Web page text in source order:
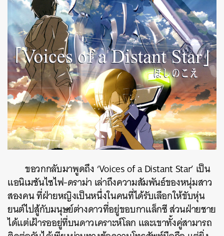
ขอวกกลับมาพูดถึง ‘Voices of a Distant Star’ เป็น
แอนิเมชันไซไฟ-ดราม่า เล่าถึงความสัมพันธ์ของหนุ่มสาว
สองคน ที่ฝ่ายหญิงเป็นหนึ่งในคนที่ได้รับเลือกให้ขับหุ่น
ยนต์ไปสู้กับมนุษย์ต่างดาวที่อยู่ขอบกาแล็กซี ส่วนฝ่ายชาย
ได้แต่เฝ้ารออยู่ที่บนดาวเคราะห์โลก และเขาทั้งคู่สามารถ